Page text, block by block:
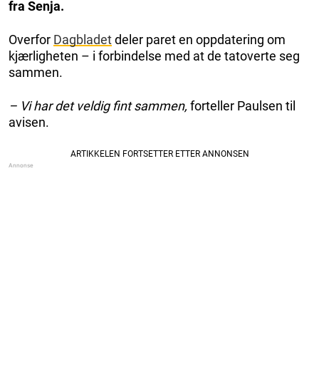
fra Senja.
Overfor Dagbladetdeler paret en oppdatering om
kjærligheten – i forbindelse med at de tatoverte seg
sammen.
– Vi har det veldig fint sammen, forteller Paulsen til
avisen.